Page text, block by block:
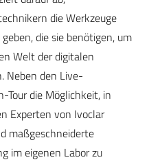
die Werkzeuge
die sie benötigen, um
Welt der digitalen
Neben den Live-
Tour die Möglichkeit, in
Experten von Ivoclar
maßgeschneiderte
im eigenen Labor zu